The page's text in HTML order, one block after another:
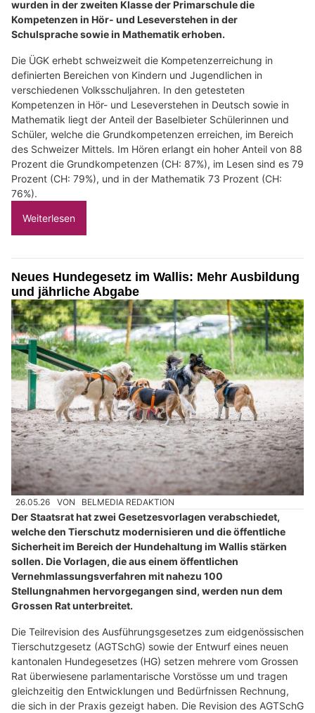
wurden in der zweiten Klasse der Primarschule die
Kompetenzen in Hör- und Leseverstehen in der
Schulsprache sowie in Mathematik erhoben.
Die ÜGK erhebt schweizweit die Kompetenzerreichung in
definierten Bereichen von Kindern und Jugendlichen in
verschiedenen Volksschuljahren. In den getesteten
Kompetenzen in Hör- und Leseverstehen in Deutsch sowie in
Mathematik liegt der Anteil der Baselbieter Schülerinnen und
Schüler, welche die Grundkompetenzen erreichen, im Bereich
des Schweizer Mittels. Im Hören erlangt ein hoher Anteil von 88
Prozent die Grundkompetenzen (CH: 87%), im Lesen sind es 79
Prozent (CH: 79%), und in der Mathematik 73 Prozent (CH:
76%).
Weiterlesen
Neues Hundegesetz im Wallis: Mehr Ausbildung
und jährliche Abgabe
26.05.26 VON BELMEDIA REDAKTION
Der Staatsrat hat zwei Gesetzesvorlagen verabschiedet,
welche den Tierschutz modernisieren und die öffentliche
Sicherheit im Bereich der Hundehaltung im Wallis stärken
sollen. Die Vorlagen, die aus einem öffentlichen
Vernehmlassungsverfahren mit nahezu 100
Stellungnahmen hervorgegangen sind, werden nun dem
Grossen Rat unterbreitet.
Die Teilrevision des Ausführungsgesetzes zum eidgenössischen
Tierschutzgesetz (AGTSchG) sowie der Entwurf eines neuen
kantonalen Hundegesetzes (HG) setzen mehrere vom Grossen
Rat überwiesene parlamentarische Vorstösse um und tragen
gleichzeitig den Entwicklungen und Bedürfnissen Rechnung,
die sich in der Praxis gezeigt haben. Die Revision des AGTSchG